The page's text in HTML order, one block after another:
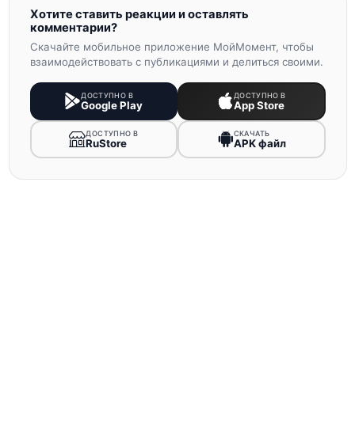
Хотите ставить реакции и оставлять
комментарии?
Скачайте мобильное приложение МойМомент, чтобы
взаимодействовать с публикациями и делиться своими.
ДОСТУПНО В
Google Play
ДОСТУПНО В
App Store
ДОСТУПНО В
RuStore
СКАЧАТЬ
APK файл